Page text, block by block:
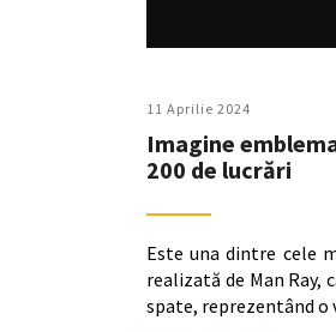
11 Aprilie 2024
Imagine
200 de lucrări
Este una dintre cele
realizată de Man Ray,
spate, reprezentând o